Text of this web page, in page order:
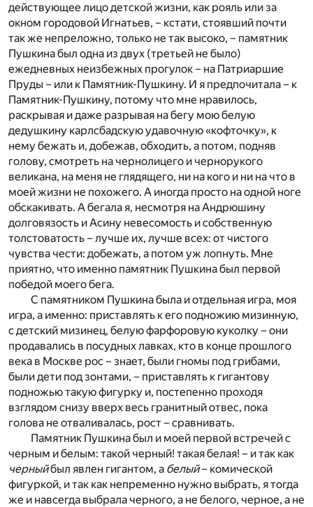
действующее лицо детской жизни, как рояль или за
окном городовой Игнатьев, – кстати, стоявший почти
так же непреложно, только не так высоко, – памятник
Пушкина был одна из двух (третьей не было)
ежедневных неизбежных прогулок – на Патриаршие
Пруды – или к Памятник-Пушкину. И я предпочитала – к
Памятник-Пушкину, потому что мне нравилось,
раскрывая и даже разрывая на бегу мою белую
дедушкину карлсбадскую удавочную «кофточку», к
нему бежать и, добежав, обходить, а потом, подняв
голову, смотреть на чернолицего и чернорукого
великана, на меня не глядящего, ни на кого и ни на что в
моей жизни не похожего. А иногда просто на одной ноге
обскакивать. А бегала я, несмотря на Андрюшину
долговязость и Асину невесомость и собственную
толстоватость – лучше их, лучше всех: от чистого
чувства чести: добежать, а потом уж лопнуть. Мне
приятно, что именно памятник Пушкина был первой
победой моего бега.
С памятником Пушкина была и отдельная игра, моя
игра, а именно: приставлять к его подножию мизинную,
с детский мизинец, белую фарфоровую куколку – они
продавались в посудных лавках, кто в конце прошлого
века в Москве рос – знает, были гномы под грибами,
были дети под зонтами, – приставлять к гигантову
подножью такую фигурку и, постепенно проходя
взглядом снизу вверх весь гранитный отвес, пока
голова не отваливалась, рост – сравнивать.
Памятник Пушкина был и моей первой встречей с
черным и белым: такой черный! такая белая! – и так как
черныйбыл явлен гигантом, а белый– комической
фигуркой, и так как непременно нужно выбрать, я тогда
же и навсегда выбрала черного, а не белого, черное, а не